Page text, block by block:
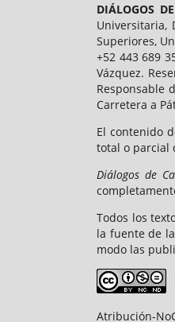
DIÁLOGOS
Universitaria,
Superiores,
+52 443 689
Vázquez.
Responsable
Carretera a
El contenido
total o parcial
Diálogos de
Todos los
la fuente de
modo las
Atribución-